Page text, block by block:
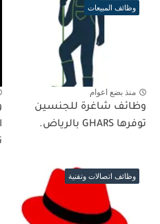
وظائف المبيعات
منذ بضع اعوام
وظائف شاغرة للجنسين
توفرها GHARS بالرياض.
وظائف اتصالات وتقنية